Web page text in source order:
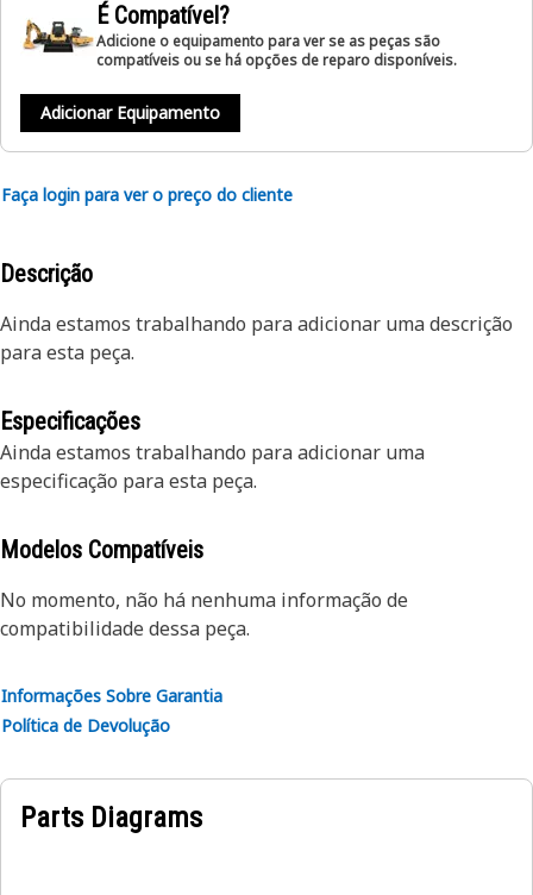
É Compatível?
Adicione o equipamento para ver se as peças são
compatíveis ou se há opções de reparo disponíveis.
Adicionar Equipamento
Faça login para ver o preço do cliente
Descrição
Ainda estamos trabalhando para adicionar uma descrição
para esta peça.
Especificações
Ainda estamos trabalhando para adicionar uma
especificação para esta peça.
Modelos Compatíveis
No momento, não há nenhuma informação de
compatibilidade dessa peça.
Informações Sobre Garantia
Política de Devolução
Parts Diagrams